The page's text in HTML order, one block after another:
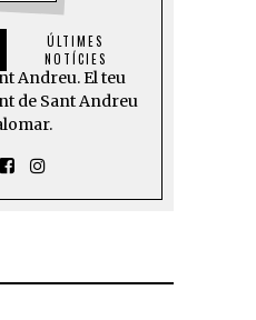
ÚLTIMES
NOTÍCIES
Andreu. El teu
de Sant Andreu